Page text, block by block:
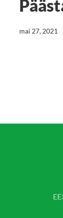
mai 27, 2021